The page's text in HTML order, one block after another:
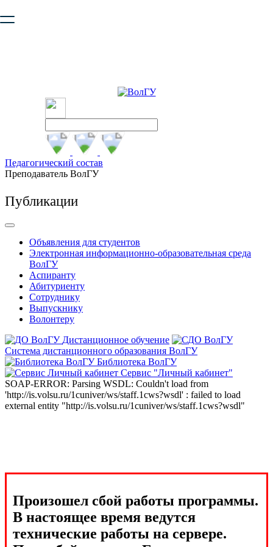
безопасную работу с сайтом. Пожалуйста
Педагогический состав
Преподаватель ВолГУ
Публикации
Объявления для студентов
Электронная информационно-образовательная среда
ВолГУ
Аспиранту
Абитуриенту
Сотруднику
Выпускнику
Волонтеру
Дистанционное обучение
Система дистанционного образования ВолГУ
Библиотека ВолГУ
Сервис "Личный кабинет"
SOAP-ERROR: Parsing WSDL: Couldn't load from
'http://is.volsu.ru/1cuniver/ws/staff.1cws?wsdl' : failed to load
external entity "http://is.volsu.ru/1cuniver/ws/staff.1cws?wsdl"
Произошел сбой работы программы.
В настоящее время ведутся
технические работы на сервере.